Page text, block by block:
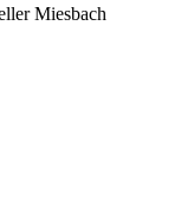
Miesbach